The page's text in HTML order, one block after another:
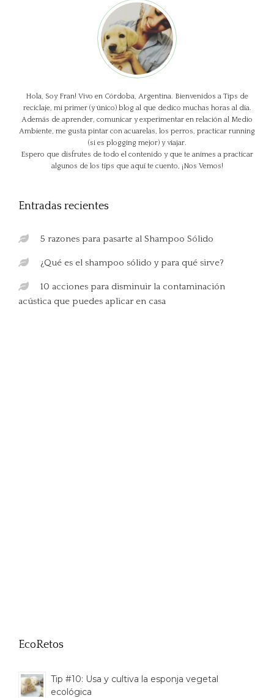
Hola, Soy Fran! Vivo en Córdoba, Argentina. Bienvenidos a Tips de
reciclaje, mi primer (y único) blog al que dedico muchas horas al día.
Además de aprender, comunicar y experimentar en relación al Medio
Ambiente, me gusta pintar con acuarelas, los perros, practicar running
(si es plogging mejor) y viajar.
Espero que disfrutes de todo el contenido y que te animes a practicar
algunos de los tips que aquí te cuento, ¡Nos Vemos!
Entradas recientes
5 razones para pasarte al Shampoo Sólido
¿Qué es el shampoo sólido y para qué sirve?
10 acciones para disminuir la contaminación
acústica que puedes aplicar en casa
EcoRetos
Tip #10: Usa y cultiva la esponja vegetal
ecológica